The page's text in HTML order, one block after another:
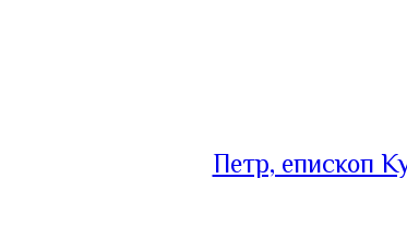
Петр, епископ